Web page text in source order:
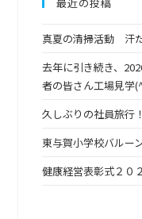
真夏の清掃活動 汗
去年に引き続き、
者の皆さん工場見
久しぶりの社員旅行
東与賀小学校バルー
健康経営表彰式２０